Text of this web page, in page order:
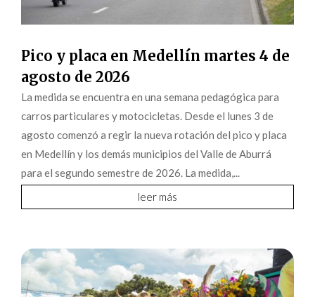
Pico y placa en Medellín martes 4 de
agosto de 2026
La medida se encuentra en una semana pedagógica para
carros particulares y motocicletas. Desde el lunes 3 de
agosto comenzó a regir la nueva rotación del pico y placa
en Medellín y los demás municipios del Valle de Aburrá
para el segundo semestre de 2026. La medida,...
leer más